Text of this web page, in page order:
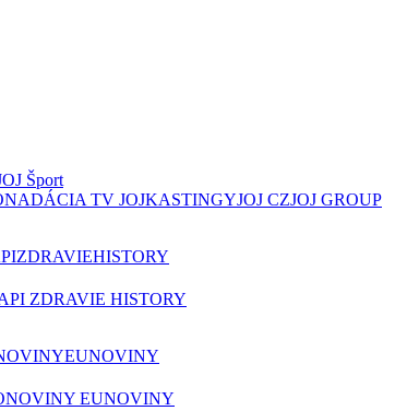
Šport
NADÁCIA TV JOJKASTINGYJOJ CZJOJ GROUP
ZDRAVIEHISTORY
ZDRAVIE HISTORY
EUNOVINY
EUNOVINY